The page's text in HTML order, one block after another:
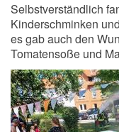
Selbstverständlich
Kinderschminken
es gab auch den
Tomatensoße und